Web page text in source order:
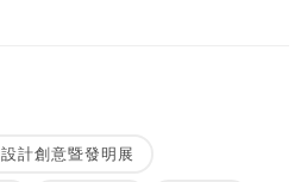
計創意暨發明展